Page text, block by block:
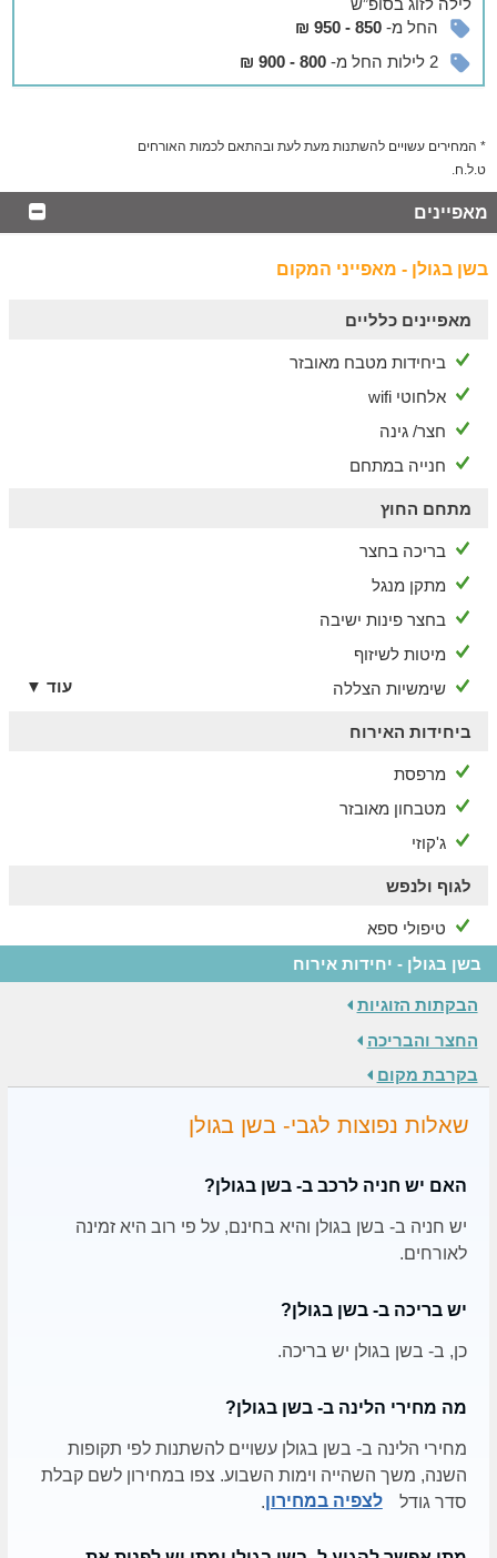
המתחם ידידותי לבעלי חיים.
החל מ-850 - 950 ₪
2 לילות החל מ-
800 - 900 ₪
* המחירים עשויים להשתנות מעת לעת ובהתאם לכמות האורחים
ט.ל.ח.
מאפיינים
בשן בגולן - מאפייני המקום
מאפיינים כלליים
ביחידות מטבח מאובזר
אלחוטי wifi
חצר/ גינה
חנייה במתחם
מתחם החוץ
בריכה בחצר
מתקן מנגל
בחצר פינות ישיבה
מיטות לשיזוף
שימשיות הצללה
עוד ▼
ביחידות האירוח
מרפסת
מטבחון מאובזר
ג'קוזי
לגוף ולנפש
טיפולי ספא
בשן בגולן - יחידות אירוח
הבקתות הזוגיות
החצר והבריכה
בקרבת מקום
שאלות נפוצות לגבי- בשן בגולן
האם יש חניה לרכב ב- בשן בגולן?
יש חניה ב- בשן בגולן והיא בחינם, על פי רוב היא זמינה
לאורחים.
יש בריכה ב- בשן בגולן?
כן, ב- בשן בגולן יש בריכה.
מה מחירי הלינה ב- בשן בגולן?
מחירי הלינה ב- בשן בגולן עשויים להשתנות לפי תקופות
השנה, משך השהייה וימות השבוע. צפו במחירון לשם קבלת
סדר גודל
לצפיה במחירון.